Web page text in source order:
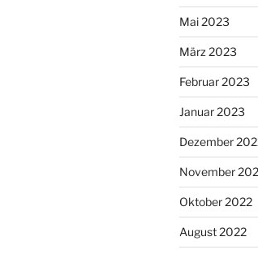
Mai 2023
März 2023
Februar 2023
Januar 2023
Dezember
November
Oktober 2022
August 2022